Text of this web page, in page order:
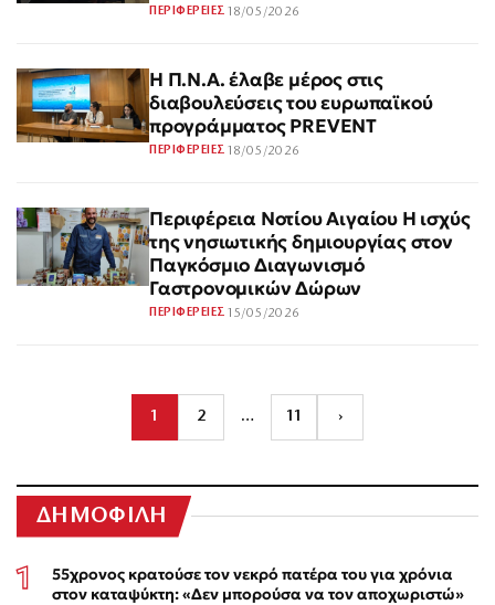
ΠΕΡΙΦΕΡΕΙΕΣ 18/05/2026
Η Π.Ν.Α. έλαβε μέρος στις
διαβουλεύσεις του ευρωπαϊκού
προγράμματος PREVENT
ΠΕΡΙΦΕΡΕΙΕΣ 18/05/2026
Περιφέρεια Νοτίου Αιγαίου Η ισχύς
της νησιωτικής δημιουργίας στον
Παγκόσμιο Διαγωνισμό
Γαστρονομικών Δώρων
ΠΕΡΙΦΕΡΕΙΕΣ 15/05/2026
1 2 … 11 ›
ΔΗΜΟΦΙΛΗ
55χρονος κρατούσε τον νεκρό πατέρα του για χρόνια
στον καταψύκτη: «Δεν μπορούσα να τον αποχωριστώ»